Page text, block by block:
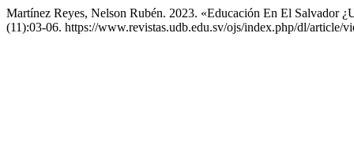
Martínez Reyes, Nelson Rubén. 2023. «Educación En El Salvador
(11):03-06. https://www.revistas.udb.edu.sv/ojs/index.php/dl/article/